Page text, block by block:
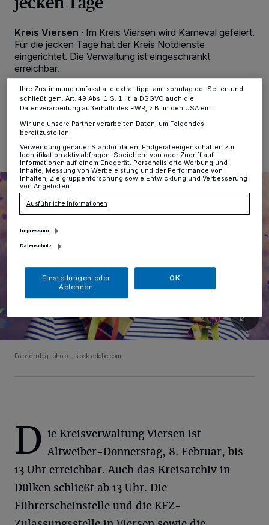
Kreis Viersen · Im Kreis Viersen wird Karneval gefeiert.
Für die jecken Tage hat der Kreis Notdienste
eingerichtet. Die Verwaltung ist eingeschränkt
erreichbar.
Foto: drubig-photo - stock.adobe.com
D ie Kreisverwaltung Viersen ist
Altweiber-Donnerstag, 8. Februar, bis
13 Uhr erreichbar. Auch das Kreisarchiv in
Dülken schließt ab 13 Uhr. Die
Führerscheinstelle und die KFZ-
verarbeiten Daten, um Ihnen Dienste bereitzustellen“ aufgeführten
dieses Menü jederzeit wieder aufrufen, um Ihre Einstellungen zu
ändern oder Ihre Einwilligung zu widerrufen, indem Sie auf den Link
Einstellungen oder Ablehnen am unteren Rand der Webseite klicken.
Ihre Einstellungen gelten innerhalb unseres Website. Weitere
Informationen finden Sie in unserer Datenschutzerklärung.
Ihre Zustimmung umfasst alle extra-tipp-am-sonntag.de-Seiten und
schließt gem. Art. 49 Abs. 1 S. 1 lit. a DSGVO auch die
Datenverarbeitung außerhalb des EWR, z.B. in den USA ein.
Wir und unsere Partner verarbeiten Daten, um Folgendes
bereitzustellen:
Verwendung genauer Standortdaten. Endgeräteeigenschaften zur
Identifikation aktiv abfragen. Speichern von oder Zugriff auf
Informationen auf einem Endgerät. Personalisierte Werbung und
Inhalte, Messung von Werbeleistung und der Performance von
Inhalten, Zielgruppenforschung sowie Entwicklung und Verbesserung
von Angeboten.
Ausführliche Informationen
Impressum
Datenschutz
Einstellungen oder
Ablehnen
OK